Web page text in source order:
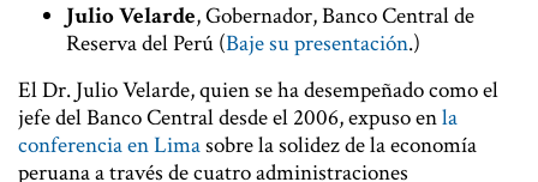
Julio Velarde, Gobernador, Banco Central de
Reserva del Perú (Baje su presentación.)
El Dr. Julio Velarde, quien se ha desempeñado como el
jefe del Banco Central desde el 2006, expuso enla
conferencia en Limasobre la solidez de la economía
peruana a través de cuatro administraciones